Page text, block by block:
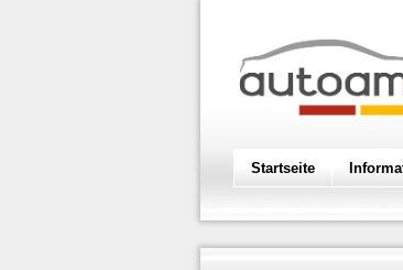
Startseite